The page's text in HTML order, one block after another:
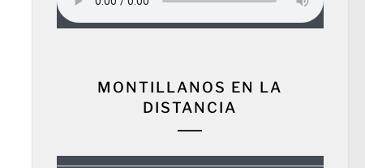
MONTILLANOS EN LA
DISTANCIA